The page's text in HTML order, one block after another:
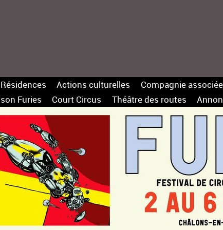
Résidences Actions culturelles
Compagnie associée
Furies Court Circus Théâtre des routes